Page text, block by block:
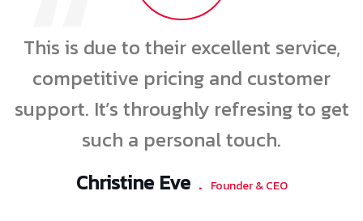
This is due to their excellent service,
competitive pricing and customer
support. It’s throughly refresing to get
such a personal touch.
Christine Eve . Founder & CEO